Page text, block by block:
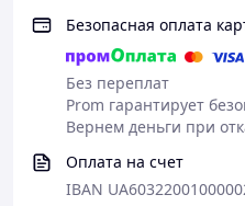
Безопасная оплата
Без переплат
Prom гарантирует
Вернем деньги при
Оплата на счет
IBAN